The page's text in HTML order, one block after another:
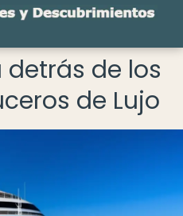
detrás de los
de Lujo